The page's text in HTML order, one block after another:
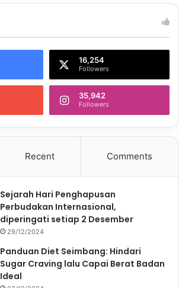
16,254
Followers
35,942
Followers
Recent Comments
Sejarah Hari Penghapusan
Perbudakan Internasional,
diperingati setiap 2 Desember
29/12/2024
Panduan Diet Seimbang: Hindari
Sugar Craving lalu Capai Berat Badan
Ideal